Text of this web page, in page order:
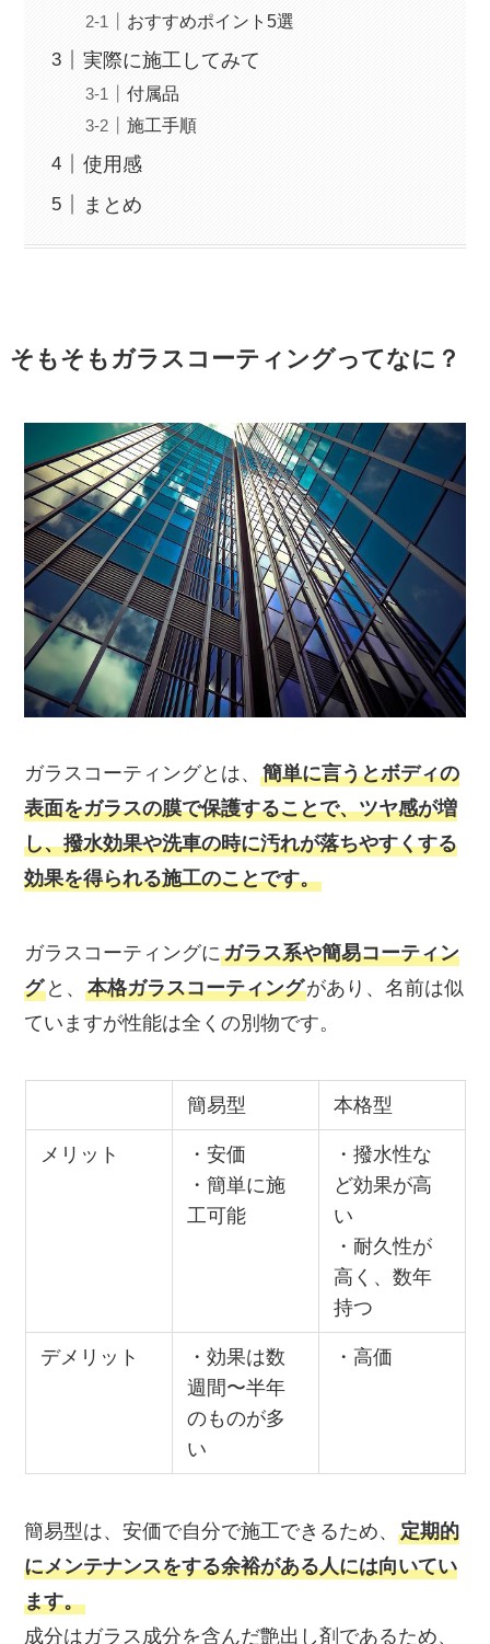
おすすめポイント5選
実際に施工してみて
付属品
施工手順
使用感
まとめ
そもそもガラスコーティングってなに？
ガラスコーティングとは、簡単に言うとボディの
表面をガラスの膜で保護することで、ツヤ感が増
し、撥水効果や洗車の時に汚れが落ちやすくする
効果を得られる施工のことです。
ガラスコーティングにガラス系や簡易コーティン
グ と、本格ガラスコーティングがあり、名前は似
ていますが性能は全くの別物です。
簡易型 本格型
メリット
・安価
・簡単に施
工可能
・撥水性な
ど効果が高
い
・耐久性が
高く、数年
持つ
デメリット
・効果は数
週間〜半年
のものが多
い
・高価
簡易型は、安価で自分で施工できるため、定期的
にメンテナンスをする余裕がある人には向いてい
ます。
成分はガラス成分を含んだ艶出し剤であるため、